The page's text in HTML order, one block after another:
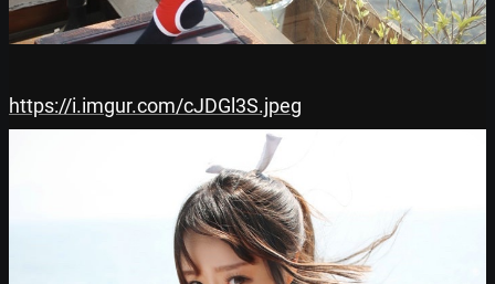
https://i.imgur.com/cJDGl3S.jpeg